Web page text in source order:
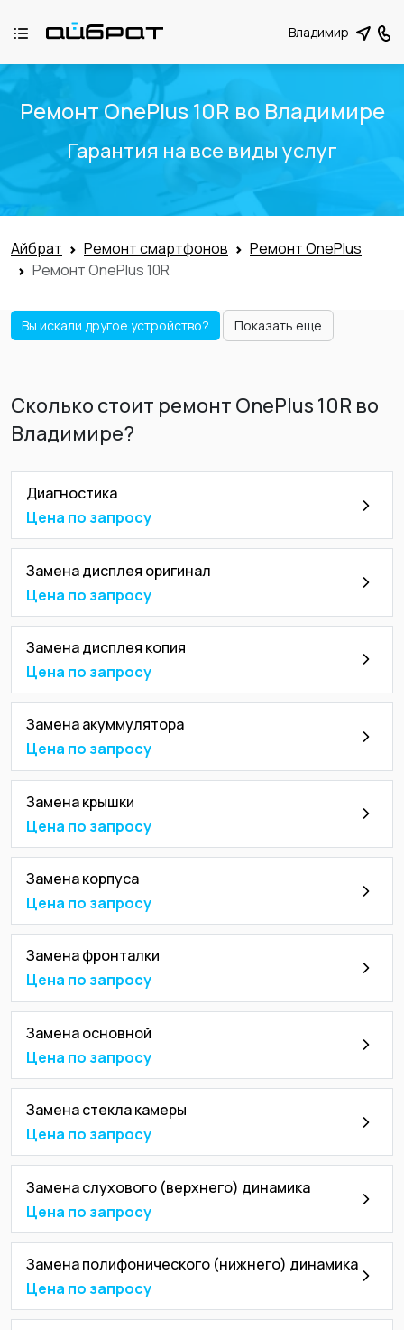
Владимир
Ремонт OnePlus 10R во Владимире
Гарантия на все виды услуг
Айбрат Ремонт смартфонов
Ремонт OnePlus
Ремонт OnePlus 10R
Вы искали другое устройство? Показать еще
Сколько стоит ремонт OnePlus 10R во
Владимире?
Диагностика
Цена по запросу
Замена дисплея оригинал
Цена по запросу
Замена дисплея копия
Цена по запросу
Замена акуммулятора
Цена по запросу
Замена крышки
Цена по запросу
Замена корпуса
Цена по запросу
Замена фронталки
Цена по запросу
Замена основной
Цена по запросу
Замена стекла камеры
Цена по запросу
Замена слухового (верхнего) динамика
Цена по запросу
Замена полифонического (нижнего) динамика
Цена по запросу